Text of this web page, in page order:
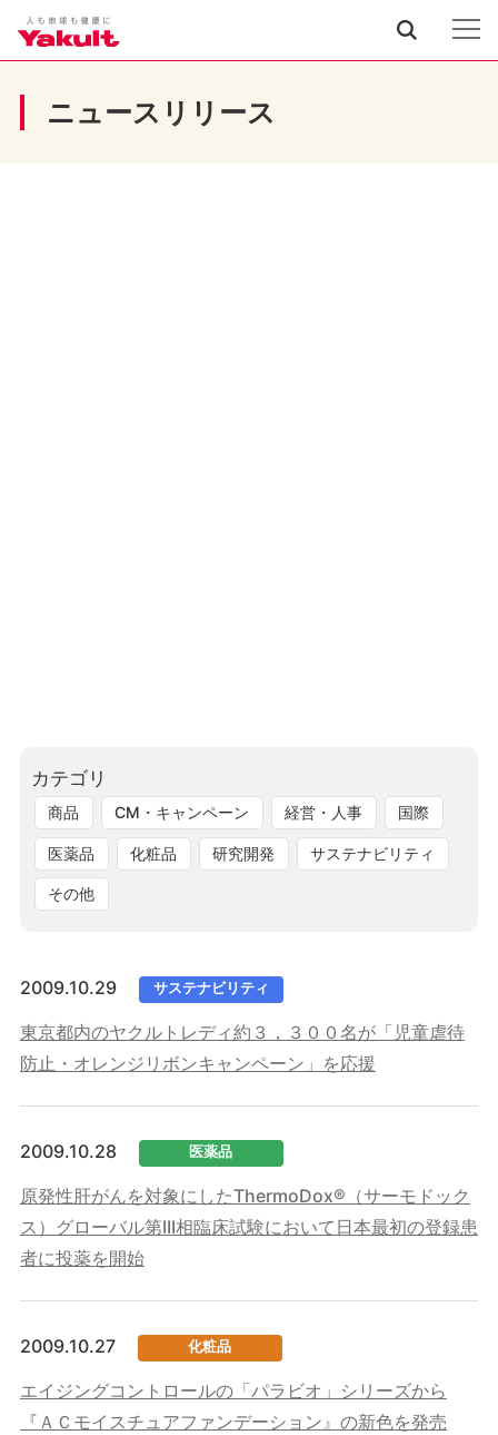
ニュースリリース
カテゴリ
商品 CM・キャンペーン 経営・人事 国際
医薬品 化粧品 研究開発 サステナビリティ
その他
2009.10.29 サステナビリティ
東京都内のヤクルトレディ約３，３００名が「児童虐待
防止・オレンジリボンキャンペーン」を応援
2009.10.28 医薬品
原発性肝がんを対象にしたThermoDox®（サーモドック
ス）グローバル第III相臨床試験において日本最初の登録患
者に投薬を開始
2009.10.27 化粧品
エイジングコントロールの「パラビオ」シリーズから
『ＡＣモイスチュアファンデーション』の新色を発売